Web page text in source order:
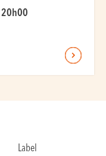
20h00
Label